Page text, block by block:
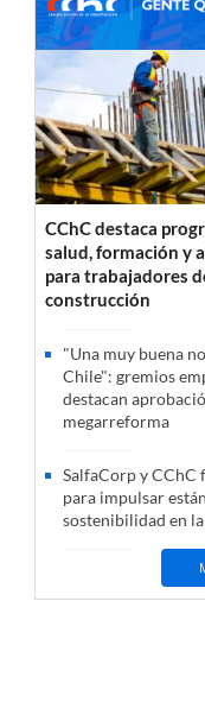
CChC destaca
salud, formación y
para trabajadores
construcción
"Una muy buena
Chile": gremios
destacan
megarreforma
SalfaCorp y CChC
para impulsar
sostenibilidad en